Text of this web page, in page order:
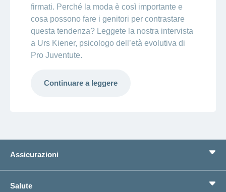
firmati. Perché la moda è così importante e
cosa possono fare i genitori per contrastare
questa tendenza? Leggete la nostra intervista
a Urs Kiener, psicologo dell’età evolutiva di
Pro Juventute.
Continuare a leggere
Assicurazioni
Salute